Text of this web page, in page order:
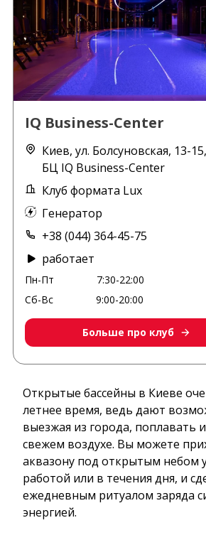
IQ Business-Center
Киев, ул. Болсуновская, 13-15,
БЦ IQ Business-Center
Клуб формата Lux
Генератор
+38 (044) 364-45-75
работает
Пн-Пт
7:30-22:00
Сб-Вс
9:00-20:00
Больше про клуб
Открытые бассейны в Киеве
летнее время, ведь дают
выезжая из города, поплавать
свежем воздухе. Вы можете
аквазону под открытым небом
работой или в течения дня, и
ежедневным ритуалом заряда
энергией.